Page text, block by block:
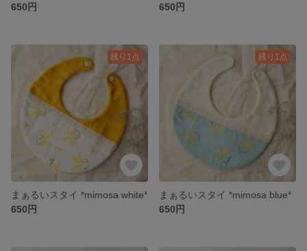
650円
650円
残り1点
まぁるいスタイ *mimosa white*
650円
残り1点
まぁるいスタイ *mimosa blue*
650円